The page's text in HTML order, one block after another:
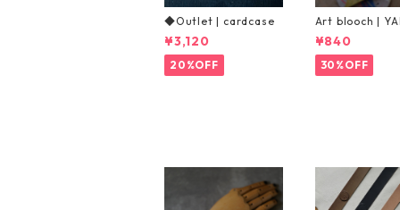
◆Outlet | cardcase
¥3,120
20%OFF
Art blooch |
¥840
30%OFF